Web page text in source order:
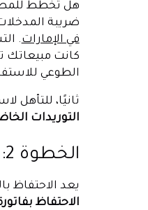
هل تخطط
ضريبة
في الإمارات
الطوعي
ثانيًا، للتأهل
التوريدات
الخطوة 2: الحفاظ على السجلات المناسبة
يعد الاحتفاظ
الاحتفاظ